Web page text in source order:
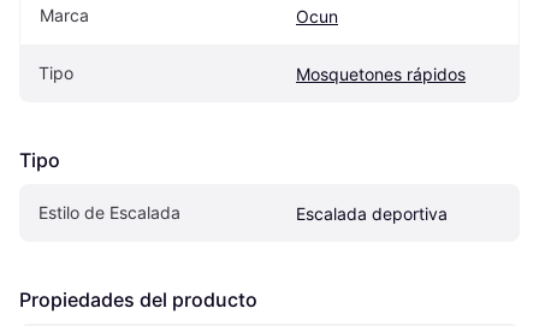
Marca Ocun
Tipo Mosquetones rápidos
Tipo
Estilo de Escalada Escalada deportiva
Propiedades del producto